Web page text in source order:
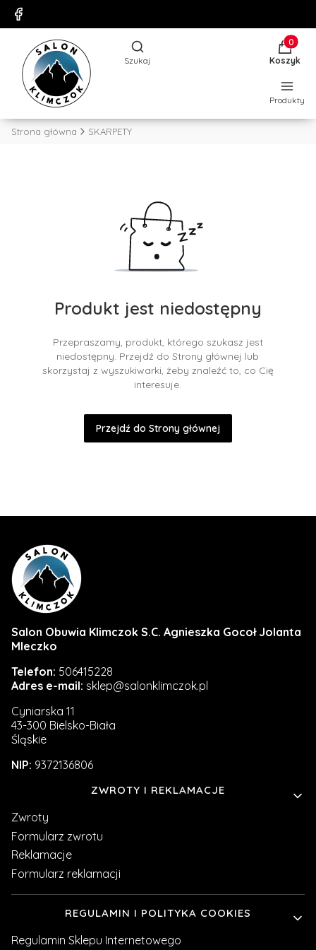
Otwórz wyszukiwarkę
Szukaj Koszyk
Produkty
Strona główna SKARPETY
Produkt jest niedostępny
Przepraszamy, produkt, którego szukasz jest
niedostępny. Przejdź do Strony głównej lub
skorzystaj z wyszukiwarki, żeby znaleźć to, co Cię
interesuje.
Przejdź do Strony głównej
Salon Obuwia Klimczok S.C. Agnieszka Gocoł Jolanta
Mleczko
Telefon: 506415228
Adres e-mail: sklep@salonklimczok.pl
Cyniarska 11
43-300 Bielsko-Biała
Śląskie
NIP: 9372136806
Linki w stopceZWROTY I REKLAMACJE
Zwroty
Formularz zwrotu
Reklamacje
Formularz reklamacji
REGULAMIN I POLITYKA COOKIES
Regulamin Sklepu Internetowego